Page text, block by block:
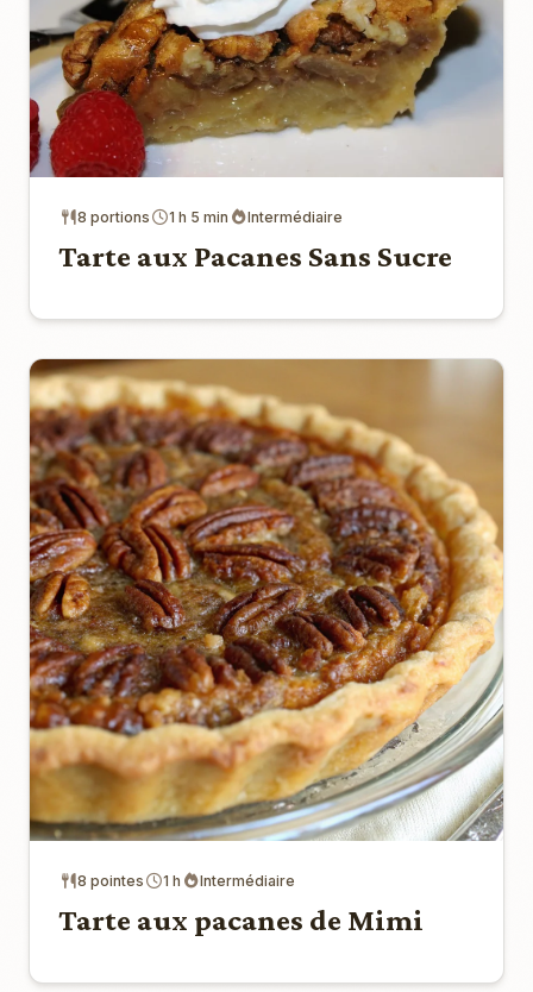
8 portions 1 h 5 min Intermédiaire
Tarte aux Pacanes Sans Sucre
8 pointes 1 h Intermédiaire
Tarte aux pacanes de Mimi